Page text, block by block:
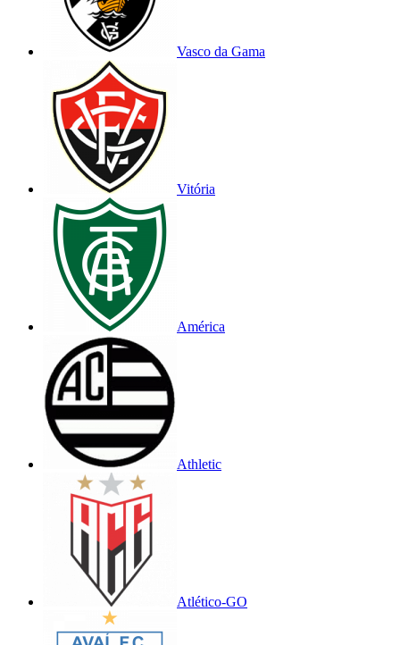
Vasco da Gama
Vitória
América
Athletic
Atlético-GO